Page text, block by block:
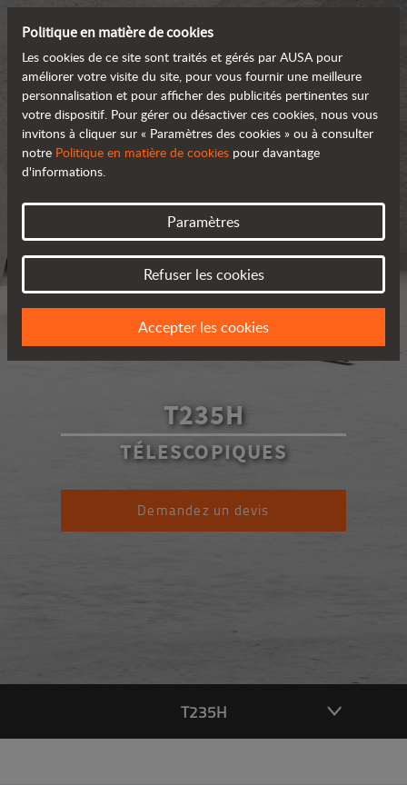
T235H
TÉLESCOPIQUES
Demandez un devis
T235H
Politique en matière de cookies
Les cookies de ce site sont traités et gérés par AUSA pour
améliorer votre visite du site, pour vous fournir une meilleure
personnalisation et pour afficher des publicités pertinentes sur
votre dispositif. Pour gérer ou désactiver ces cookies, nous vous
invitons à cliquer sur « Paramètres des cookies » ou à consulter
notre Politique en matière de cookies pour davantage
d'informations.
Paramètres
Refuser les cookies
Accepter les cookies